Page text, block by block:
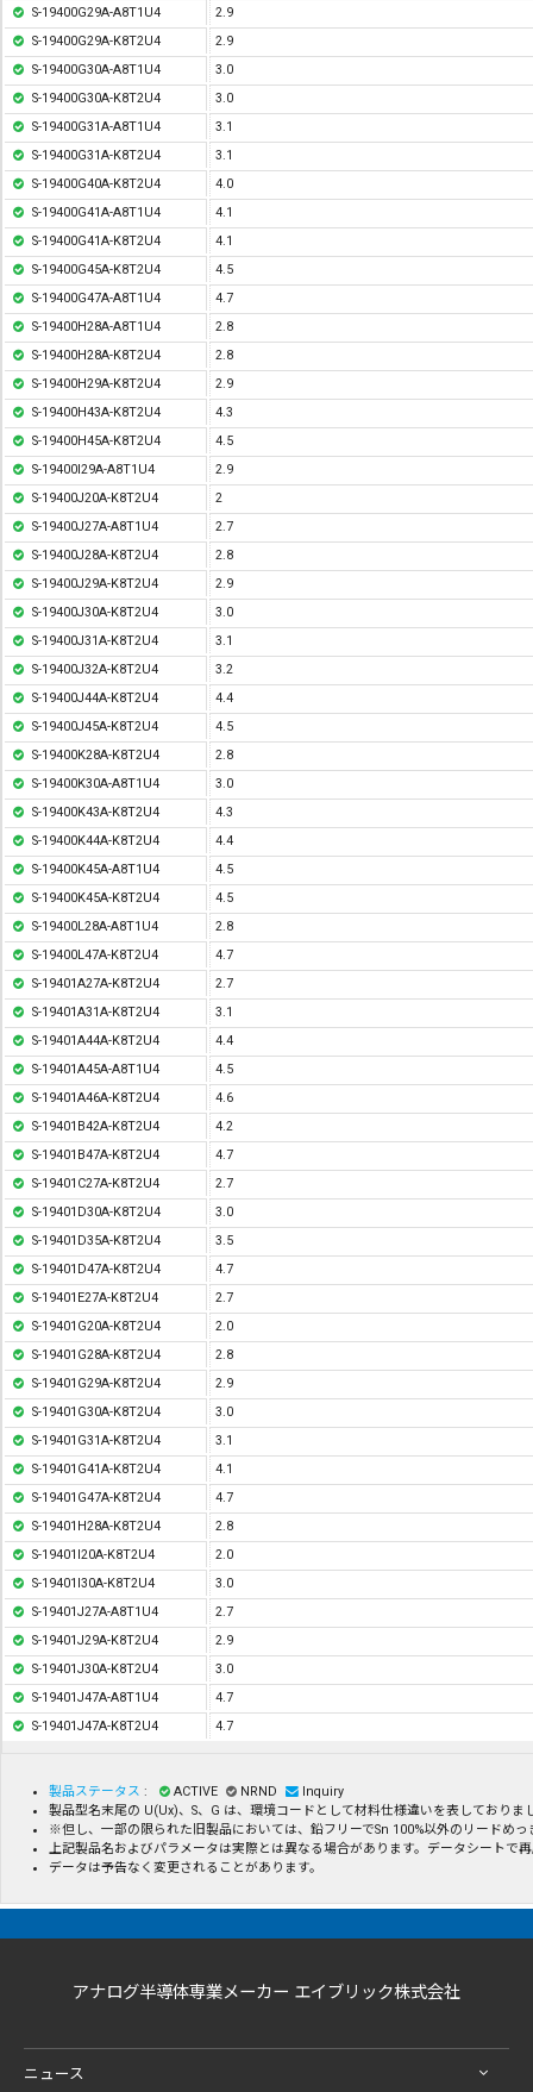
S-19400G29A-A8T1U4
2.9
S-19400G29A-K8T2U4
2.9
S-19400G30A-A8T1U4
3.0
S-19400G30A-K8T2U4
3.0
S-19400G31A-A8T1U4
3.1
S-19400G31A-K8T2U4
3.1
S-19400G40A-K8T2U4
4.0
S-19400G41A-A8T1U4
4.1
S-19400G41A-K8T2U4
4.1
S-19400G45A-K8T2U4
4.5
S-19400G47A-A8T1U4
4.7
S-19400H28A-A8T1U4
2.8
S-19400H28A-K8T2U4
2.8
S-19400H29A-K8T2U4
2.9
S-19400H43A-K8T2U4
4.3
S-19400H45A-K8T2U4
4.5
S-19400I29A-A8T1U4
2.9
S-19400J20A-K8T2U4
2
S-19400J27A-A8T1U4
2.7
S-19400J28A-K8T2U4
2.8
S-19400J29A-K8T2U4
2.9
S-19400J30A-K8T2U4
3.0
S-19400J31A-K8T2U4
3.1
S-19400J32A-K8T2U4
3.2
S-19400J44A-K8T2U4
4.4
S-19400J45A-K8T2U4
4.5
S-19400K28A-K8T2U4
2.8
S-19400K30A-A8T1U4
3.0
S-19400K43A-K8T2U4
4.3
S-19400K44A-K8T2U4
4.4
S-19400K45A-A8T1U4
4.5
S-19400K45A-K8T2U4
4.5
S-19400L28A-A8T1U4
2.8
S-19400L47A-K8T2U4
4.7
S-19401A27A-K8T2U4
2.7
S-19401A31A-K8T2U4
3.1
S-19401A44A-K8T2U4
4.4
S-19401A45A-A8T1U4
4.5
S-19401A46A-K8T2U4
4.6
S-19401B42A-K8T2U4
4.2
S-19401B47A-K8T2U4
4.7
S-19401C27A-K8T2U4
2.7
S-19401D30A-K8T2U4
3.0
S-19401D35A-K8T2U4
3.5
S-19401D47A-K8T2U4
4.7
S-19401E27A-K8T2U4
2.7
S-19401G20A-K8T2U4
2.0
S-19401G28A-K8T2U4
2.8
S-19401G29A-K8T2U4
2.9
S-19401G30A-K8T2U4
3.0
S-19401G31A-K8T2U4
3.1
S-19401G41A-K8T2U4
4.1
S-19401G47A-K8T2U4
4.7
S-19401H28A-K8T2U4
2.8
S-19401I20A-K8T2U4
2.0
S-19401I30A-K8T2U4
3.0
S-19401J27A-A8T1U4
2.7
S-19401J29A-K8T2U4
2.9
S-19401J30A-K8T2U4
3.0
S-19401J47A-A8T1U4
4.7
S-19401J47A-K8T2U4
4.7
製品ステータス : ACTIVE NRND
Inquiry
製品型名末尾の U(Ux)、S、G は、環境コードとして材料仕様違いを表しており
※但し、一部の限られた旧製品においては、鉛フリーでSn 100%以外のリードめ
上記製品名およびパラメータは実際とは異なる場合があります。データシートで
データは予告なく変更されることがあります。
アナログ半導体専業メーカー エイブリック株式会社
ニュース